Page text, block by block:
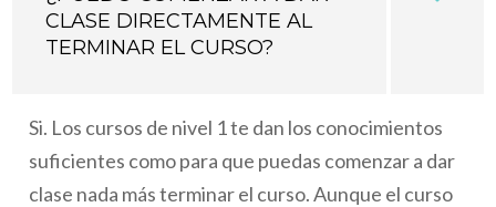
CLASE DIRECTAMENTE AL
TERMINAR EL CURSO?
Si. Los cursos de nivel 1 te dan los conocimientos
suficientes como para que puedas comenzar a dar
clase nada más terminar el curso. Aunque el curso